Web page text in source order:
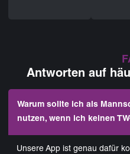
Antworten auf
Warum sollte ich als
nutzen, wenn ich keinen
Unsere App ist genau dafür